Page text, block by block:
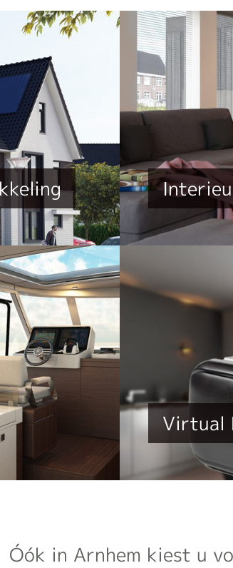
Virtual
Óók in Arnhem kiest u